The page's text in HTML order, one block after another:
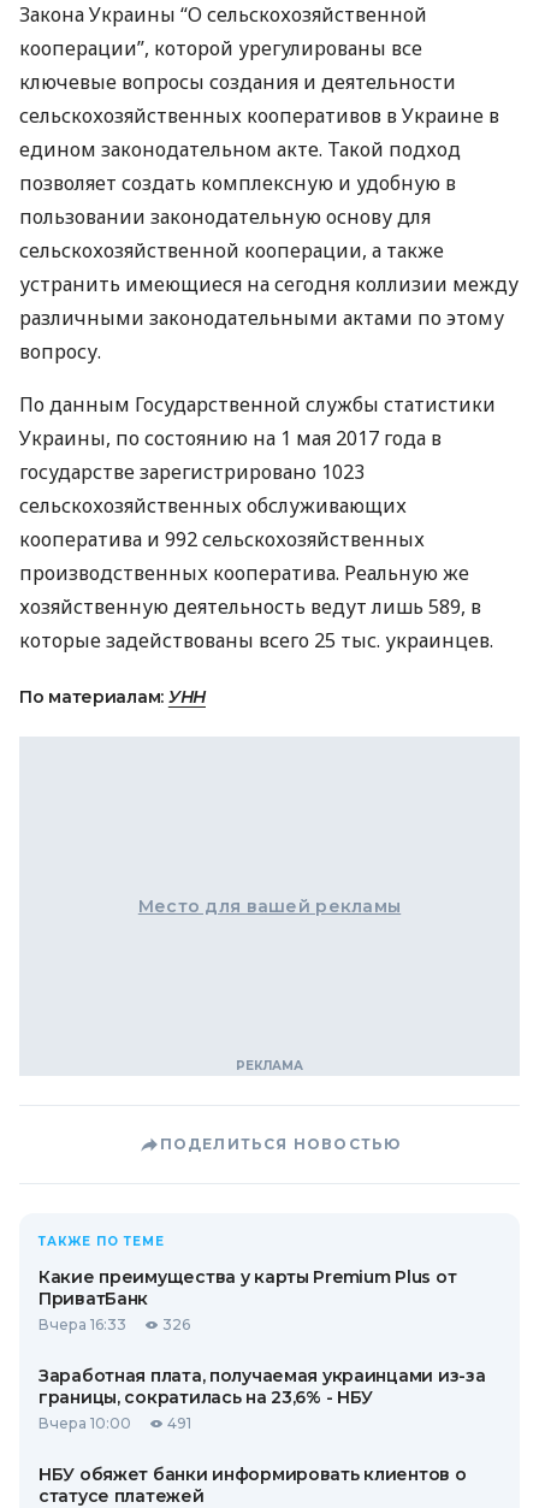
Закона Украины “О сельскохозяйственной
кооперации”, которой урегулированы все
ключевые вопросы создания и деятельности
сельскохозяйственных кооперативов в Украине в
едином законодательном акте. Такой подход
позволяет создать комплексную и удобную в
пользовании законодательную основу для
сельскохозяйственной кооперации, а также
устранить имеющиеся на сегодня коллизии между
различными законодательными актами по этому
вопросу.
По данным Государственной службы статистики
Украины, по состоянию на 1 мая 2017 года в
государстве зарегистрировано 1023
сельскохозяйственных обслуживающих
кооператива и 992 сельскохозяйственных
производственных кооператива. Реальную же
хозяйственную деятельность ведут лишь 589, в
которые задействованы всего 25 тыс. украинцев.
По материалам: УНН
Место для вашей рекламы
ПОДЕЛИТЬСЯ НОВОСТЬЮ
ТАКЖЕ ПО ТЕМЕ
Какие преимущества у карты Premium Plus от
ПриватБанк
Вчера 16:33 326
Заработная плата, получаемая украинцами из-за
границы, сократилась на 23,6% - НБУ
Вчера 10:00 491
НБУ обяжет банки информировать клиентов о
статусе платежей